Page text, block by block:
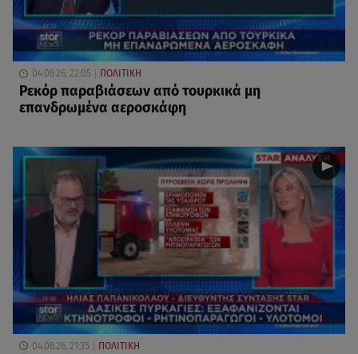
04.08.26, 22:05 ΠΟΛΙΤΙΚΗ
Ρεκόρ παραβιάσεων από τουρκικά μη
επανδρωμένα αεροσκάφη
04.08.26, 21:35 ΠΟΛΙΤΙΚΗ